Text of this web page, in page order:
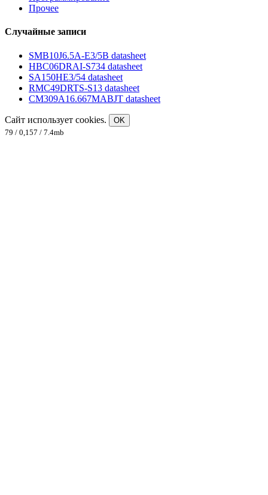
Прочее
Случайные записи
SMB10J6.5A-E3/5B datasheet
HBC06DRAI-S734 datasheet
SA150HE3/54 datasheet
RMC49DRTS-S13 datasheet
CM309A16.667MABJT datasheet
Сайт использует cookies.
OK
79 / 0,157 / 7.4mb